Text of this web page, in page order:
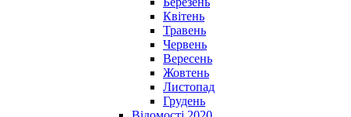
Квітень
Травень
Червень
Вересень
Жовтень
Листопад
Грудень